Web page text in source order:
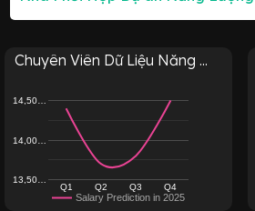
Chuyên Viên Dữ Liệu Năng ...
Salary Prediction in 2025
Q1 Q2 Q3 Q4
13,50…
14,00…
14,50…